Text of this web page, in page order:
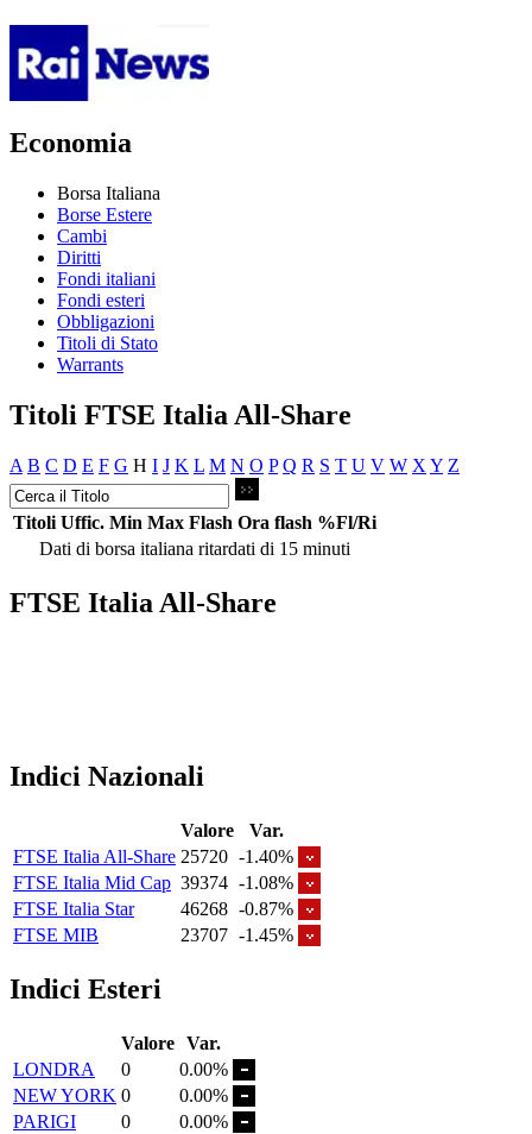
Economia
Borsa Italiana
Borse Estere
Cambi
Diritti
Fondi italiani
Fondi esteri
Obbligazioni
Titoli di Stato
Warrants
Titoli FTSE Italia All-Share
A B C D E F G H I J K L M N O P Q R S T U V W X Y Z
Titoli Uffic. Min Max Flash Ora flash %Fl/Ri
Dati di borsa italiana ritardati di 15 minuti
FTSE Italia All-Share
Indici Nazionali
Valore
Var.
FTSE Italia All-Share 25720 -1.40%
FTSE Italia Mid Cap 39374 -1.08%
FTSE Italia Star
46268 -0.87%
FTSE MIB
23707 -1.45%
Indici Esteri
Valore Var.
LONDRA
0
0.00%
NEW YORK 0
0.00%
PARIGI
0
0.00%